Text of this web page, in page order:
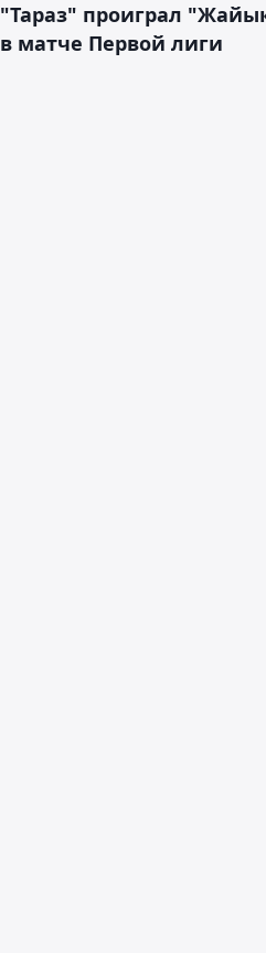
"Тараз" проиграл
в матче Первой лиги